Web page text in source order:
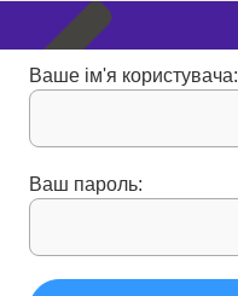
Ваше ім'я користувача:
Ваш пароль: